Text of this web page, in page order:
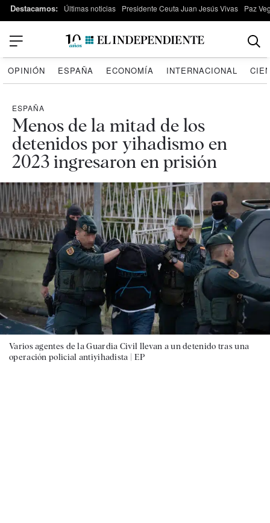
Destacamos: Últimas noticias Presidente Ceuta Juan Jesús Vivas Paz
OPINIÓN ESPAÑA ECONOMÍA INTERNACIONAL
ESPAÑA
Menos de la mitad de los
detenidos por yihadismo en
2023 ingresaron en prisión
Varios agentes de la Guardia Civil llevan a un detenido tras una
operación policial antiyihadista | EP